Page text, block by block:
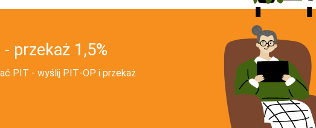
przekaż 1,5%
PIT - wyślij PIT‑OP i przekaż